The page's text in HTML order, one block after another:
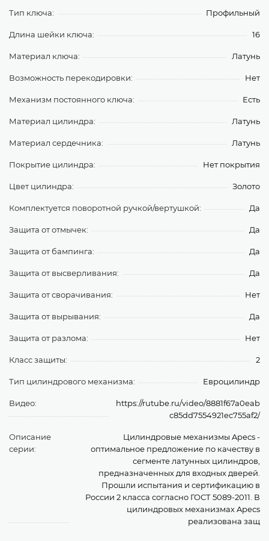
Тип ключа: Профильный
Длина шейки ключа: 16
Материал ключа: Латунь
Возможность перекодировки: Нет
Механизм постоянного ключа: Есть
Материал цилиндра: Латунь
Материал сердечника: Латунь
Покрытие цилиндра: Нет покрытия
Цвет цилиндра: Золото
Комплектуется поворотной ручкой/вертушкой: Да
Защита от отмычек: Да
Защита от бампинга: Да
Защита от высверливания: Да
Защита от сворачивания: Нет
Защита от вырывания: Да
Защита от разлома: Нет
Класс защиты: 2
Тип цилиндрового механизма: Евроцилиндр
Видео:
https://rutube.ru/video/8881f67a0eab
c85dd7554921ec755af2/
Описание
серии:
Цилиндровые механизмы Apecs -
оптимальное предложение по качеству в
сегменте латунных цилиндров,
предназначенных для входных дверей.
Прошли испытания и сертификацию в
России 2 класса согласно ГОСТ 5089-2011. В
цилиндровых механизмах Apecs
реализована защ